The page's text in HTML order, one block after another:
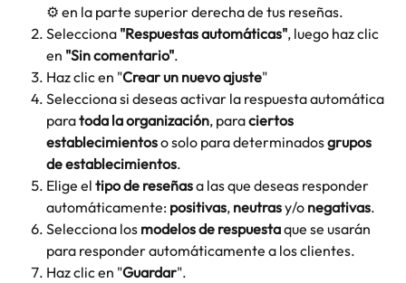
⚙️ en la parte superior derecha de tus reseñas.
Selecciona "Respuestas automáticas", luego haz clic
en "Sin comentario".
Haz clic en "Crear un nuevo ajuste"
Selecciona si deseas activar la respuesta automática
para toda la organización, para ciertos
establecimientos o solo para determinados grupos
de establecimientos.
Elige el tipo de reseñas a las que deseas responder
automáticamente: positivas, neutras y/o negativas.
Selecciona los modelos de respuesta que se usarán
para responder automáticamente a los clientes.
Haz clic en "Guardar".